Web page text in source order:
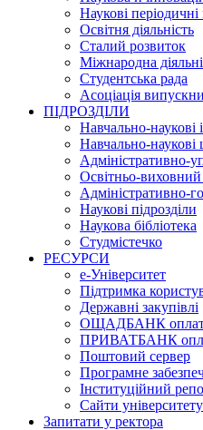
Наукові
Освітня діяльність
Сталий розвиток
Міжнародна
Студентська рада
Асоціація
ПІДРОЗДІЛИ
Навчально-наукові
Навчально-наукові
Адміністративно-
Освітньо-
Адміністративно-
Наукові підрозділи
Наукова бібліотека
Студмістечко
РЕСУРСИ
е-Університет
Підтримка
Державні закупівлі
ОЩАДБАНК
ПРИВАТБАНК
Поштовий сервер
Програмне
Інституційний
Сайти університету
Запитати у ректора